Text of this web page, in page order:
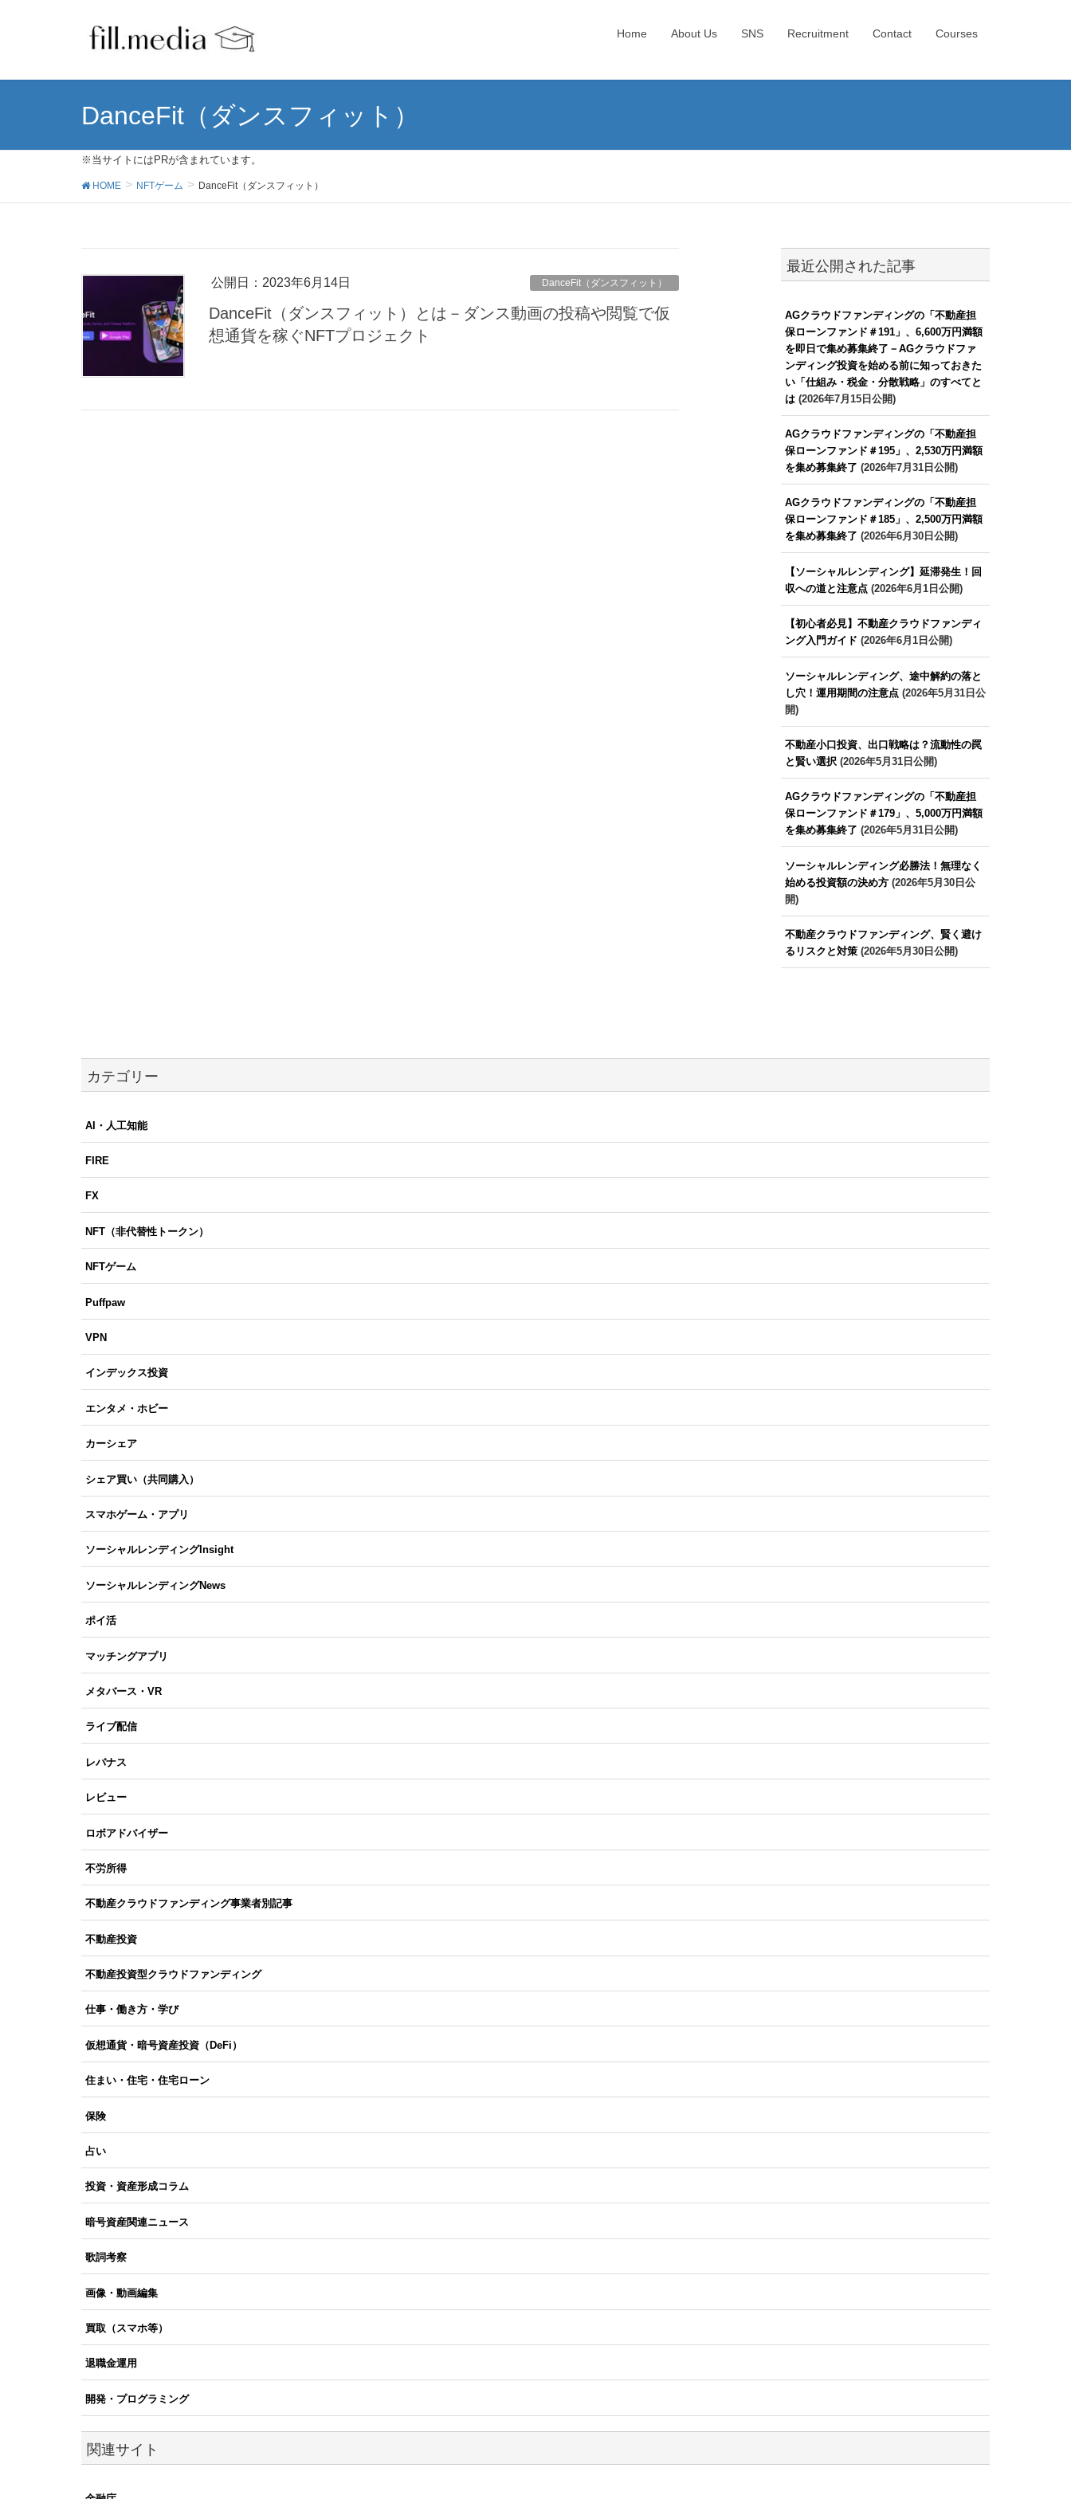
Home About Us SNS Recruitment Contact Courses
DanceFit（ダンスフィット）
※当サイトにはPRが含まれています。
HOME NFTゲーム DanceFit（ダンスフィット）
公開日： 2023年6月14日 DanceFit（ダンスフィット）
DanceFit（ダンスフィット）とは－ダンス動画の投稿や閲覧で仮
想通貨を稼ぐNFTプロジェクト
最近公開された記事
AGクラウドファンディングの「不動産担
保ローンファンド＃191」、6,600万円満額
を即日で集め募集終了－AGクラウドファ
ンディング投資を始める前に知っておきた
い「仕組み・税金・分散戦略」のすべてと
は(2026年7月15日公開)
AGクラウドファンディングの「不動産担
保ローンファンド＃195」、2,530万円満額
を集め募集終了 (2026年7月31日公開)
AGクラウドファンディングの「不動産担
保ローンファンド＃185」、2,500万円満額
を集め募集終了 (2026年6月30日公開)
【ソーシャルレンディング】延滞発生！回
収への道と注意点(2026年6月1日公開)
【初心者必見】不動産クラウドファンディ
ング入門ガイド (2026年6月1日公開)
ソーシャルレンディング、途中解約の落と
し穴！運用期間の注意点(2026年5月31日公
開)
不動産小口投資、出口戦略は？流動性の罠
と賢い選択(2026年5月31日公開)
AGクラウドファンディングの「不動産担
保ローンファンド＃179」、5,000万円満額
を集め募集終了 (2026年5月31日公開)
ソーシャルレンディング必勝法！無理なく
始める投資額の決め方(2026年5月30日公
開)
不動産クラウドファンディング、賢く避け
るリスクと対策(2026年5月30日公開)
カテゴリー
AI・人工知能
FIRE
FX
NFT（非代替性トークン）
NFTゲーム
Puffpaw
VPN
インデックス投資
エンタメ・ホビー
カーシェア
シェア買い（共同購入）
スマホゲーム・アプリ
ソーシャルレンディングInsight
ソーシャルレンディングNews
ポイ活
マッチングアプリ
メタバース・VR
ライブ配信
レバナス
レビュー
ロボアドバイザー
不労所得
不動産クラウドファンディング事業者別記事
不動産投資
不動産投資型クラウドファンディング
仕事・働き方・学び
仮想通貨・暗号資産投資（DeFi）
住まい・住宅・住宅ローン
保険
占い
投資・資産形成コラム
暗号資産関連ニュース
歌詞考察
画像・動画編集
買取（スマホ等）
退職金運用
開発・プログラミング
関連サイト